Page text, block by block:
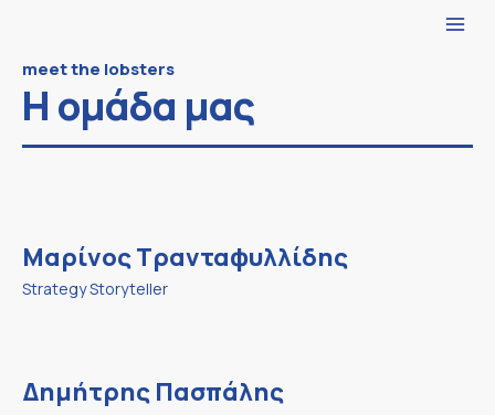
περιεχόμενο
meet the lobsters
Η ομάδα μας
Μαρίνος Τρανταφυλλίδης
Strategy Storyteller
Δημήτρης Πασπάλης